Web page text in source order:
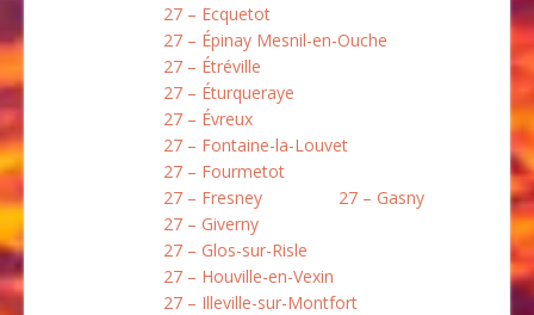
27 – Ecquetot
27 – Épinay Mesnil-en-Ouche
27 – Étréville
27 – Éturqueraye
27 – Évreux
27 – Fontaine-la-Louvet
27 – Fourmetot
27 – Fresney
27 – Gasny
27 – Giverny
27 – Glos-sur-Risle
27 – Houville-en-Vexin
27 – Illeville-sur-Montfort